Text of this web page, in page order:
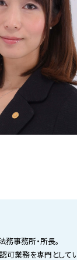
事務所・所長。
業務を専門として